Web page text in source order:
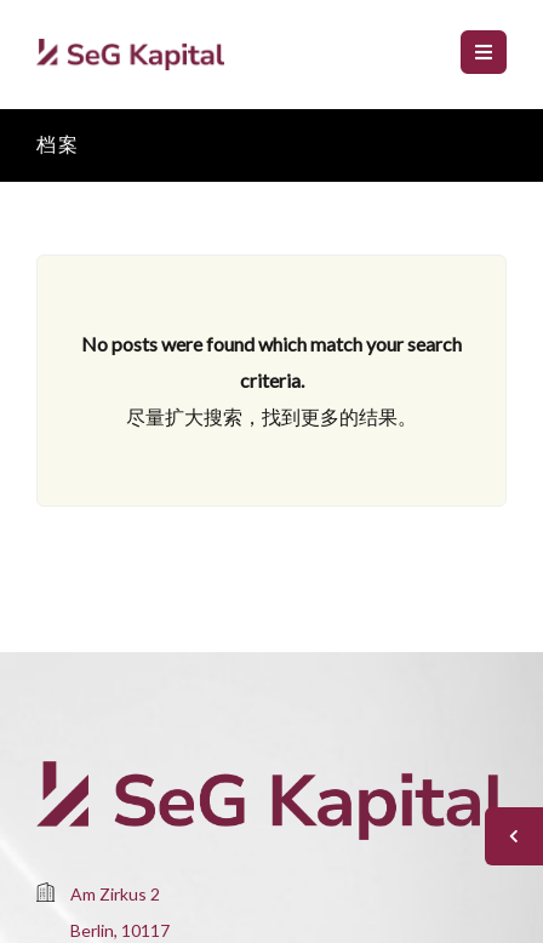
档案
No posts were found which match your search
criteria.
尽量扩大搜索，找到更多的结果。
Am Zirkus 2
Berlin, 10117